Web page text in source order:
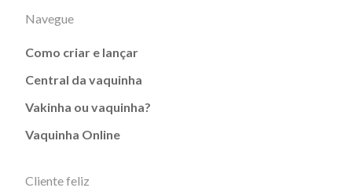
Navegue
Como criar e lançar
Central da vaquinha
Vakinha ou vaquinha?
Vaquinha Online
Cliente feliz